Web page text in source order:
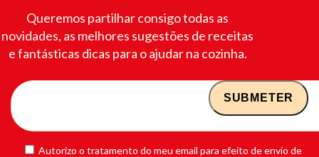
Queremos partilhar consigo todas as
novidades, as melhores sugestões de receitas
e fantásticas dicas para o ajudar na cozinha.
Autorizo o tratamento do meu email para efeito de envio de